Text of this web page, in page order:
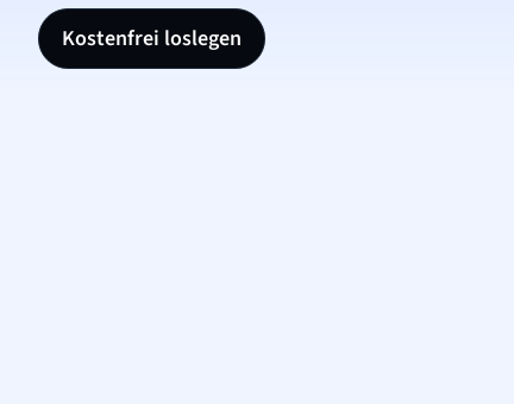
Kostenfrei loslegen